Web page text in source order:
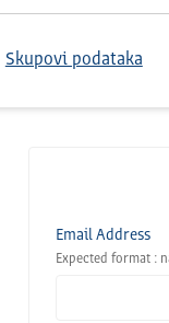
Skupovi podataka
Email Address
Expected format :